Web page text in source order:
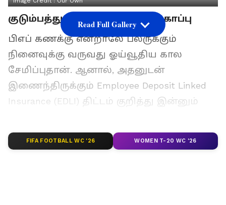
குடும்பத்துக்கு ரூ.7 லட்சம் பாதுகாப்பு
பிஎப் கணக்கு என்றாலே பலருக்கும்
நினைவுக்கு வருவது ஓய்வூதிய கால
சேமிப்புதான். ஆனால், அதனுடன்
இணைந்திருக்கும் Employee Deposit Linked
Insurance (EDLI) திட்டம் குறித்து இன்னும்
இல்லை. வேலையில் இருக்கும் போது
எதிர்பாராத விதமாக ஊழியர் உயிரிழந்தார்,
Read Full Gallery
FIFA FOOTBALL WC '26 WOMEN T-20 WC '26